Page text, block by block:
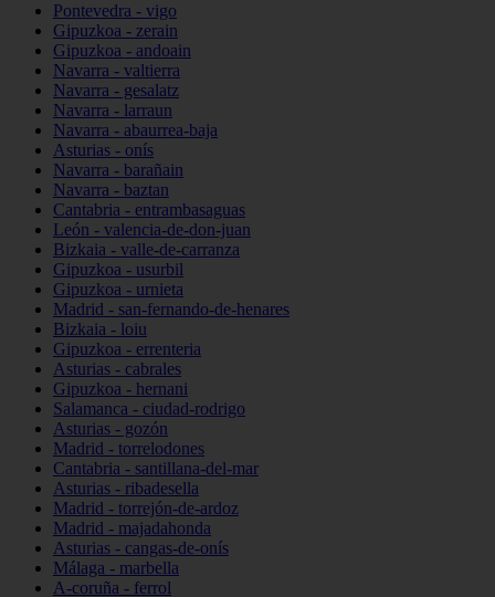
Pontevedra - vigo
Gipuzkoa - zerain
Gipuzkoa - andoain
Navarra - valtierra
Navarra - gesalatz
Navarra - larraun
Navarra - abaurrea-baja
Asturias - onís
Navarra - barañain
Navarra - baztan
Cantabria - entrambasaguas
León - valencia-de-don-juan
Bizkaia - valle-de-carranza
Gipuzkoa - usurbil
Gipuzkoa - urnieta
Madrid - san-fernando-de-henares
Bizkaia - loiu
Gipuzkoa - errenteria
Asturias - cabrales
Gipuzkoa - hernani
Salamanca - ciudad-rodrigo
Asturias - gozón
Madrid - torrelodones
Cantabria - santillana-del-mar
Asturias - ribadesella
Madrid - torrejón-de-ardoz
Madrid - majadahonda
Asturias - cangas-de-onís
Málaga - marbella
A-coruña - ferrol